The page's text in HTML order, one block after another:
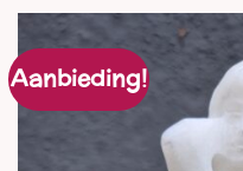
Aanbieding!